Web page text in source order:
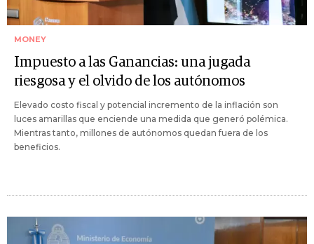
MONEY
Impuesto a las Ganancias: una jugada
riesgosa y el olvido de los autónomos
Elevado costo fiscal y potencial incremento de la inflación son
luces amarillas que enciende una medida que generó polémica.
Mientras tanto, millones de autónomos quedan fuera de los
beneficios.